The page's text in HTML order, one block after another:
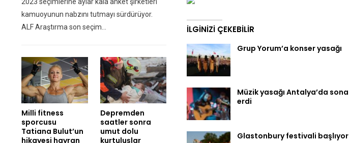
İLGINIZI ÇEKEBILIR
Grup Yorum’a konser yasağı
Müzik yasağı Antalya’da sona
erdi
Glastonbury festivali başlıyor
kamuoyunun nabzını tutmayı sürdürüyor.
ALF Araştırma son seçim…
Milli fitness
sporcusu
Tatiana Bulut’un
hikayesi hayran
Depremden
saatler sonra
umut dolu
kurtuluşlar